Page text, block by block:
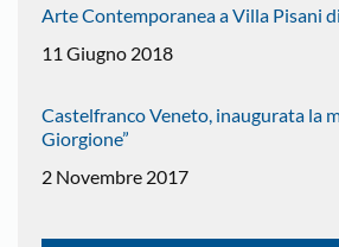
Arte Contemporanea a Villa Pisani
11 Giugno 2018
Castelfranco Veneto, inaugurata la
Giorgione”
2 Novembre 2017